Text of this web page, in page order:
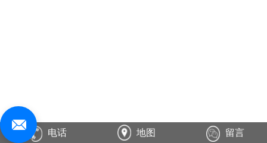
电话 地图 留言